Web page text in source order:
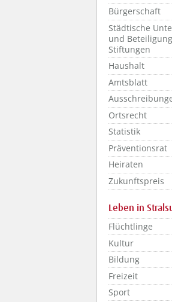
Bürgerschaft
Städtische
und
Stiftungen
Haushalt
Amtsblatt
Ortsrecht
Statistik
Präventionsrat
Heiraten
Zukunftspreis
Leben in
Flüchtlinge
Kultur
Bildung
Freizeit
Sport